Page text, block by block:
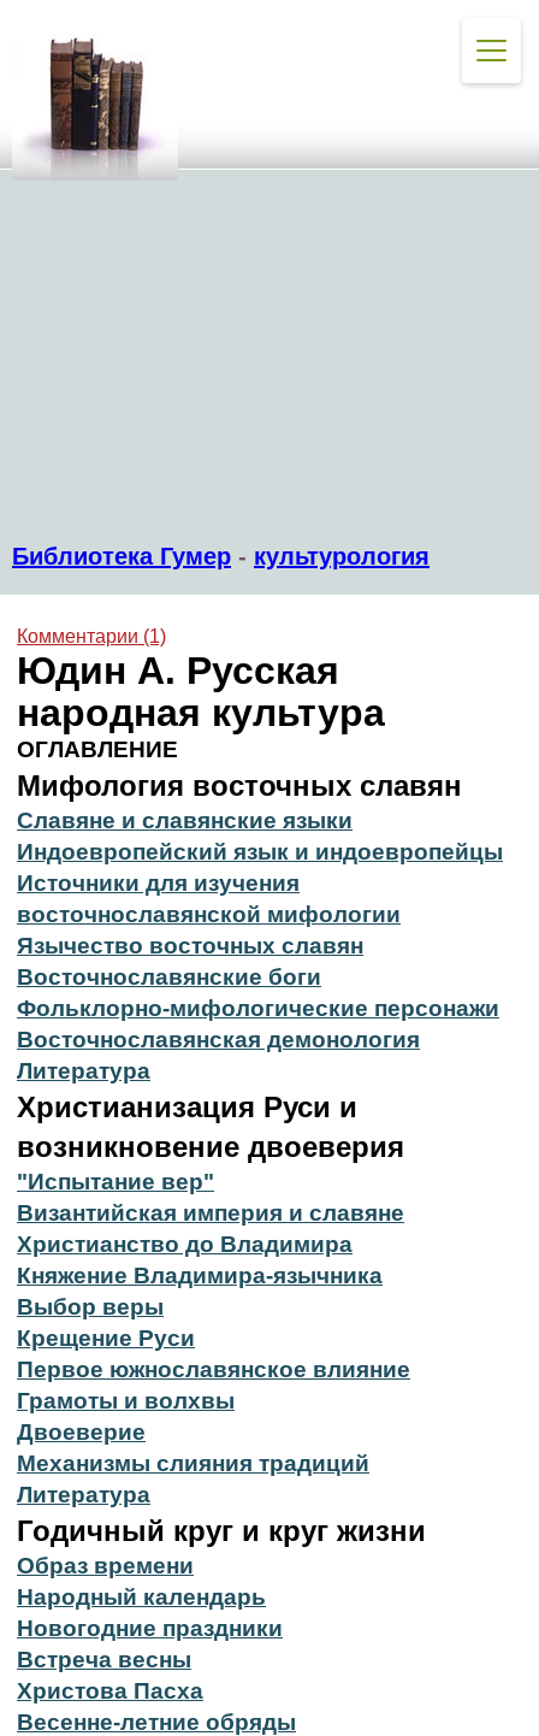
Библиотека Гумер - культурология
Комментарии (1)
Юдин А. Русская
народная культура
ОГЛАВЛЕНИЕ
Мифология восточных славян
Славяне и славянские языки
Индоевропейский язык и индоевропейцы
Источники для изучения
восточнославянской мифологии
Язычество восточных славян
Восточнославянские боги
Фольклорно-мифологические персонажи
Восточнославянская демонология
Литература
Христианизация Руси и
возникновение двоеверия
"Испытание вер"
Византийская империя и славяне
Христианство до Владимира
Княжение Владимира-язычника
Выбор веры
Крещение Руси
Первое южнославянское влияние
Грамоты и волхвы
Двоеверие
Механизмы слияния традиций
Литература
Годичный круг и круг жизни
Образ времени
Народный календарь
Новогодние праздники
Встреча весны
Христова Пасха
Весенне-летние обряды